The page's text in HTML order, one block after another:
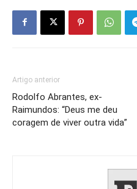
Artigo anterior
Rodolfo Abrantes, ex-
Raimundos: “Deus me deu
coragem de viver outra vida”